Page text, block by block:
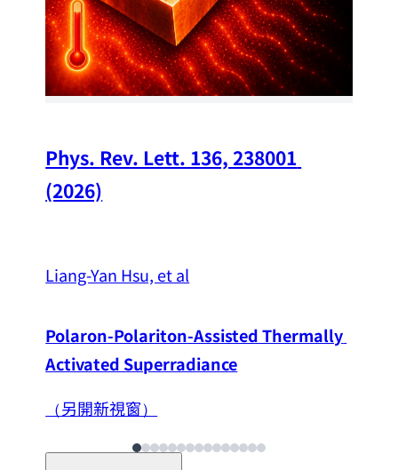
Phys. Rev. Lett. 136, 238001
(2026)
Liang-Yan Hsu, et al
Polaron-Polariton-Assisted Thermally
Activated Superradiance
（另開新視窗）